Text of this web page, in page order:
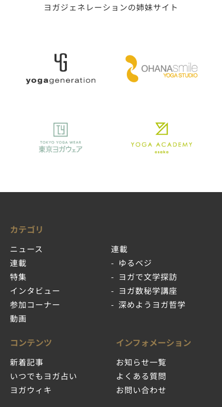
ヨガジェネレーションの姉妹サイト
カテゴリ
ニュース
連載
特集
インタビュー
参加コーナー
動画
連載
ゆるベジ
ヨガで文学探訪
ヨガ数秘学講座
深めようヨガ哲学
コンテンツ
新着記事
いつでもヨガ占い
ヨガウィキ
インフォメーション
お知らせ一覧
よくある質問
お問い合わせ